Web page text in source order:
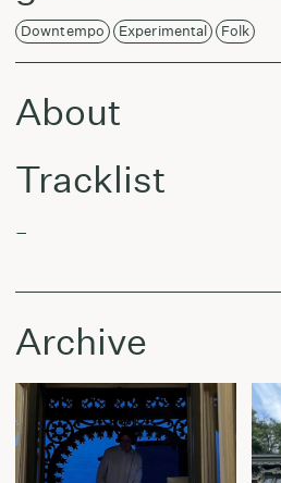
Downtempo Experimental Folk
About
Tracklist
–
Archive